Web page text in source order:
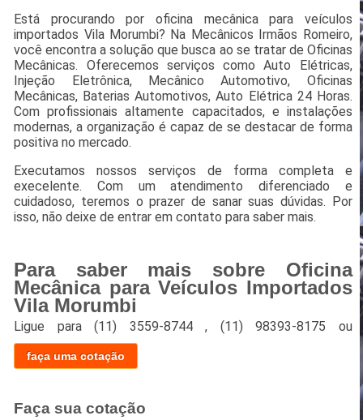
Está procurando por oficina mecânica para veículos
importados Vila Morumbi? Na Mecânicos Irmãos Romeiro,
você encontra a solução que busca ao se tratar de Oficinas
Mecânicas. Oferecemos serviços como Auto Elétricas,
Injeção Eletrônica, Mecânico Automotivo, Oficinas
Mecânicas, Baterias Automotivos, Auto Elétrica 24 Horas.
Com profissionais altamente capacitados, e instalações
modernas, a organização é capaz de se destacar de forma
positiva no mercado.
Executamos nossos serviços de forma completa e
execelente. Com um atendimento diferenciado e
cuidadoso, teremos o prazer de sanar suas dúvidas. Por
isso, não deixe de entrar em contato para saber mais.
Para saber mais sobre Oficina
Mecânica para Veículos Importados
Vila Morumbi
Ligue para(11) 3559-8744 , (11) 98393-8175 ou
faça uma cotação
Faça sua cotação